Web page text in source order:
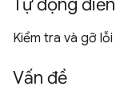
Tự động điền
Kiểm tra và gỡ
Vấn đề